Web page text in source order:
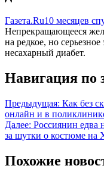
Газета.Ru10 месяцев
Непрекращающееся
на редкое, но
несахарный диабет.
Навигация по
Предыдущая: Как без
онлайн и в
Далее: Россиянин едва
за шутки о костюме на
Похожие